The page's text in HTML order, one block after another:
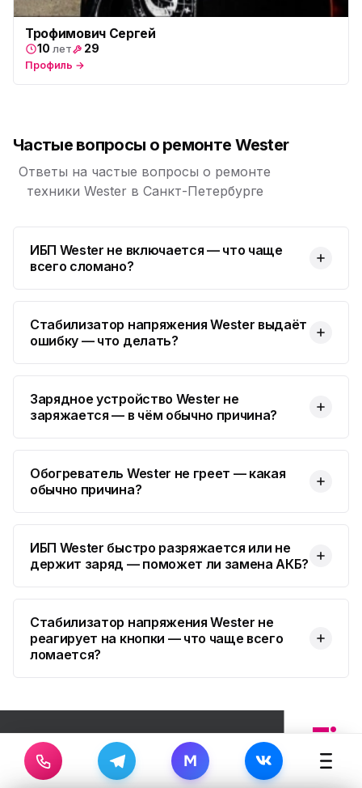
Трофимович Сергей
10 лет 29
Профиль →
Частые вопросы о ремонте Wester
Ответы на частые вопросы о ремонте
техники Wester в Санкт-Петербурге
ИБП Wester не включается — что чаще
всего сломано?
Стабилизатор напряжения Wester выдаёт
ошибку — что делать?
Зарядное устройство Wester не
заряжается — в чём обычно причина?
Обогреватель Wester не греет — какая
обычно причина?
ИБП Wester быстро разряжается или не
держит заряд — поможет ли замена АКБ?
Стабилизатор напряжения Wester не
реагирует на кнопки — что чаще всего
ломается?
M